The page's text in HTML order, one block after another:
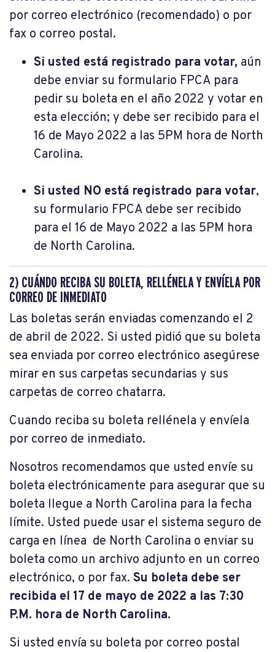
por correo electrónico (recomendado) o por
fax o correo postal.
Si usted está registrado para votar, aún
debe enviar su formulario FPCA para
pedir su boleta en el año 2022 y votar en
esta elección; y debe ser recibido para el
16 de Mayo 2022 a las 5PM hora de North
Carolina.
Si usted NO está registrado para votar,
su formulario FPCA debe ser recibido
para el 16 de Mayo 2022 a las 5PM hora
de North Carolina.
2) CUÁNDO RECIBA SU BOLETA, RELLÉNELA Y ENVÍELA POR
CORREO DE INMEDIATO
Las boletas serán enviadas comenzando el 2
de abril de 2022. Si usted pidió que su boleta
sea enviada por correo electrónico asegúrese
mirar en sus carpetas secundarias y sus
carpetas de correo chatarra.
Cuando reciba su boleta rellénela y envíela
por correo de inmediato.
Nosotros recomendamos que usted envíe su
boleta electrónicamente para asegurar que su
boleta llegue a North Carolina para la fecha
límite. Usted puede usar el sistema seguro de
carga en línea de North Carolina o enviar su
boleta como un archivo adjunto en un correo
electrónico, o por fax. Su boleta debe ser
recibida el 17 de mayo de 2022 a las 7:30
P.M. hora de North Carolina.
Si usted envía su boleta por correo postal